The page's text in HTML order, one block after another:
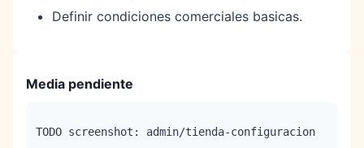
Definir condiciones comerciales basicas.
Media pendiente
TODO screenshot: admin/tienda-configuracion